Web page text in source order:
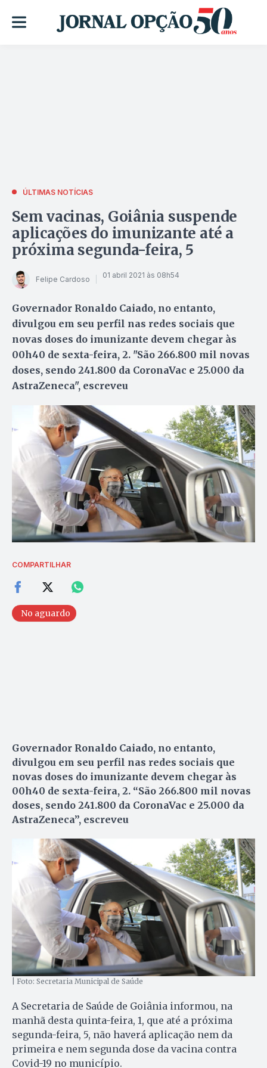
ÚLTIMAS NOTÍCIAS
Sem vacinas, Goiânia suspende
aplicações do imunizante até a
próxima segunda-feira, 5
Felipe Cardoso 01 abril 2021 às 08h54
Governador Ronaldo Caiado, no entanto,
divulgou em seu perfil nas redes sociais que
novas doses do imunizante devem chegar às
00h40 de sexta-feira, 2. "São 266.800 mil novas
doses, sendo 241.800 da CoronaVac e 25.000 da
AstraZeneca", escreveu
COMPARTILHAR
No aguardo
Governador Ronaldo Caiado, no entanto,
divulgou em seu perfil nas redes sociais que
novas doses do imunizante devem chegar às
00h40 de sexta-feira, 2. “São 266.800 mil novas
doses, sendo 241.800 da CoronaVac e 25.000 da
AstraZeneca”, escreveu
| Foto: Secretaria Municipal de Saúde
A Secretaria de Saúde de Goiânia informou, na
manhã desta quinta-feira, 1, que até a próxima
segunda-feira, 5, não haverá aplicação nem da
primeira e nem segunda dose da vacina contra
Covid-19 no município.